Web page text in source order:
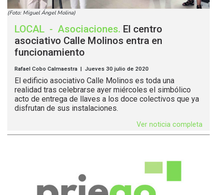
(Foto: Miguel Ángel Molina)
LOCAL - Asociaciones. El centro
asociativo Calle Molinos entra en
funcionamiento
Rafael Cobo Calmaestra | Jueves 30 julio de 2020
El edificio asociativo Calle Molinos es toda una
realidad tras celebrarse ayer miércoles el simbólico
acto de entrega de llaves a los doce colectivos que ya
disfrutan de sus instalaciones.
Ver noticia completa